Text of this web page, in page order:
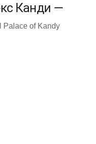
Канди —
Palace of Kandy